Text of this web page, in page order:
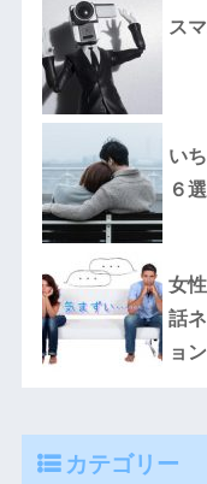
ス
い
６
女
話
ョ
カテゴリー